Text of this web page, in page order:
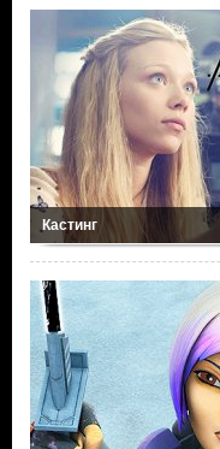
Кастинг